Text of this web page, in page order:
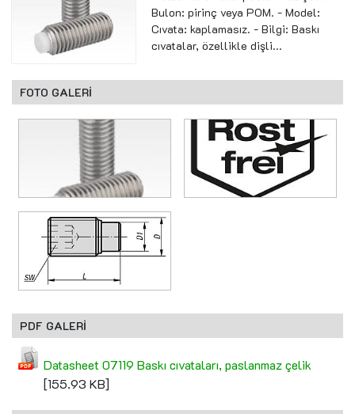
Bulon: pirinç veya POM. - Model:
Cıvata: kaplamasız. - Bilgi: Baskı
cıvatalar, özellikle dişli...
FOTO GALERİ
PDF GALERİ
Datasheet 07119 Baskı cıvataları, paslanmaz çelik
[155.93 KB]